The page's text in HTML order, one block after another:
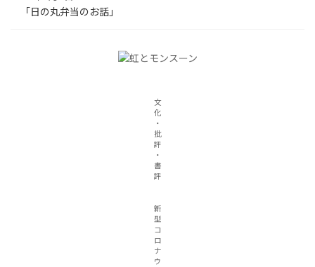
「日の丸弁当のお話」
文
化
・
批
評
・
書
評
新
型
コ
ロ
ナ
ウ